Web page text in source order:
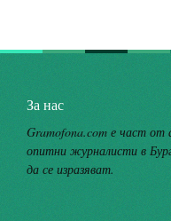
За нас
Gramofona.com е част от
опитни журналисти в
да се изразяват.